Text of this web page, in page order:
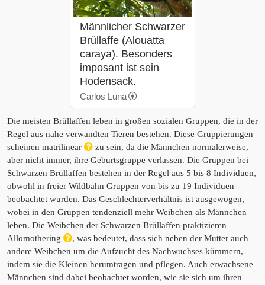
Männlicher Schwarzer
Brüllaffe (Alouatta
caraya). Besonders
imposant ist sein
Hodensack.
Carlos Luna
Die meisten Brüllaffen leben in großen sozialen Gruppen, die in der
Regel aus nahe verwandten Tieren bestehen. Diese Gruppierungen
scheinen matrilinear
zu sein, da die Männchen normalerweise,
aber nicht immer, ihre Geburtsgruppe verlassen. Die Gruppen bei
Schwarzen Brüllaffen bestehen in der Regel aus 5 bis 8 Individuen,
obwohl in freier Wildbahn Gruppen von bis zu 19 Individuen
beobachtet wurden. Das Geschlechterverhältnis ist ausgewogen,
wobei in den Gruppen tendenziell mehr Weibchen als Männchen
leben. Die Weibchen der Schwarzen Brüllaffen praktizieren
Allomothering
, was bedeutet, dass sich neben der Mutter auch
andere Weibchen um die Aufzucht des Nachwuchses kümmern,
indem sie die Kleinen herumtragen und pflegen. Auch erwachsene
Männchen sind dabei beobachtet worden, wie sie sich um ihren